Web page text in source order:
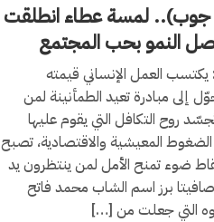
جوب).. ‏لمسة عطاء انطلقت
النمو بحب المجتمع
‏يكتسب العمل الإنساني قيمته
إلى مبادرة تعيد الطمأنينة لمن
روح التكافل التي يقوم عليها
المعيشية والاقتصادية، تصبح
نقاط ضوء تمنح الأمل لمن ينتظرون يد
برز اسم الشاب محمد فاتح
التي جعلت من […]